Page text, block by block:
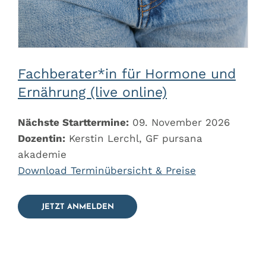
Fachberater*in für Hormone und
Ernährung (live online)
Nächste Starttermine: 09. November 2026
Dozentin: Kerstin Lerchl, GF pursana
akademie
Download Terminübersicht & Preise
JETZT ANMELDEN